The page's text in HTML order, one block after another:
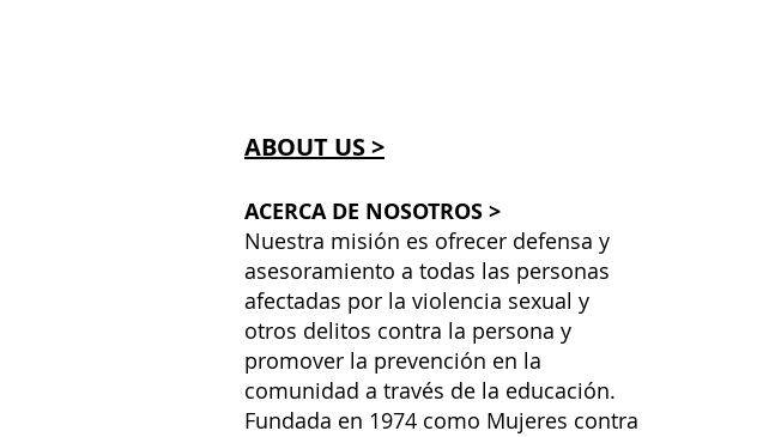
ABOUT US >
ACERCA DE NOSOTROS >
Nuestra misión es ofrecer defensa y
asesoramiento a todas las personas
afectadas por la violencia sexual y
otros delitos contra la persona y
promover la prevención en la
comunidad a través de la educación.
Fundada en 1974 como Mujeres contra